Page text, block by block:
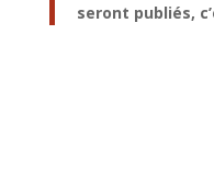
seront publiés,